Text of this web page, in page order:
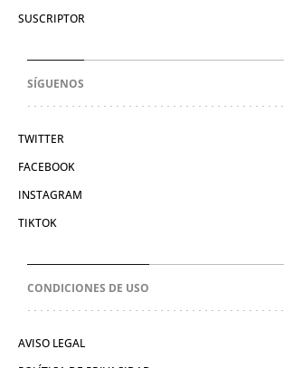
SUSCRIPTOR
SÍGUENOS
TWITTER
FACEBOOK
INSTAGRAM
TIKTOK
CONDICIONES DE USO
AVISO LEGAL